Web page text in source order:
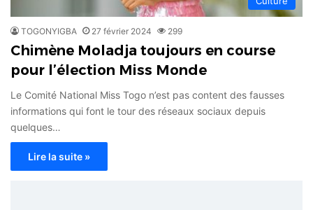
TOGONYIGBA 27 février 2024 299
Chimène Moladja toujours en course
pour l’élection Miss Monde
Le Comité National Miss Togo n’est pas content des fausses
informations qui font le tour des réseaux sociaux depuis
quelques…
Lire la suite »